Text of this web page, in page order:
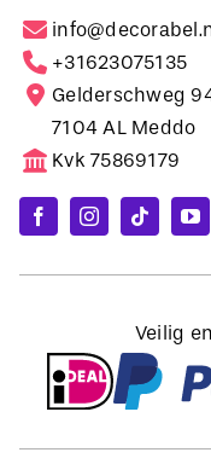
+31623075135
Gelderschweg
7104 AL Meddo
Kvk 75869179
Veilig